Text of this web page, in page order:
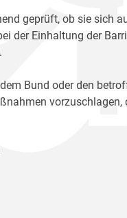
geprüft, ob sie sich
der Einhaltung der
Bund oder den
vorzuschlagen,